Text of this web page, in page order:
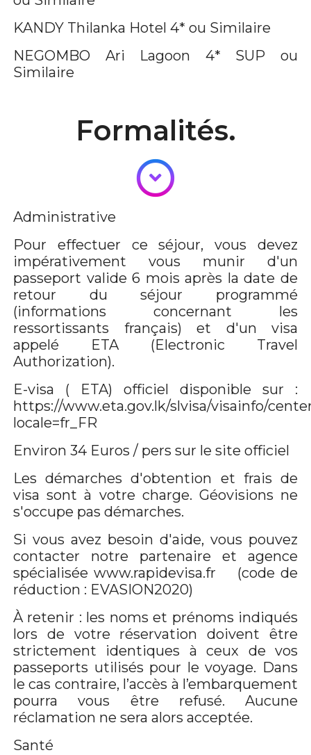
KANDY Thilanka Hotel 4* ou Similaire
NEGOMBO Ari Lagoon 4* SUP ou
Similaire
Formalités.
Administrative
Pour effectuer ce séjour, vous devez
impérativement vous munir d'un
passeport valide 6 mois après la date de
retour du séjour programmé
(informations concernant les
ressortissants français) et d'un visa
appelé ETA (Electronic Travel
Authorization).
E-visa ( ETA) officiel disponible sur :
https://www.eta.gov.lk/slvisa/visainfo/
locale=fr_FR
Environ 34 Euros / pers sur le site officiel
Les démarches d'obtention et frais de
visa sont à votre charge. Géovisions ne
s'occupe pas démarches.
Si vous avez besoin d'aide, vous pouvez
contacter notre partenaire et agence
spécialisée www.rapidevisa.fr (code de
réduction : EVASION2020)
À retenir : les noms et prénoms indiqués
lors de votre réservation doivent être
strictement identiques à ceux de vos
passeports utilisés pour le voyage. Dans
le cas contraire, l’accès à l’embarquement
pourra vous être refusé. Aucune
réclamation ne sera alors acceptée.
Santé